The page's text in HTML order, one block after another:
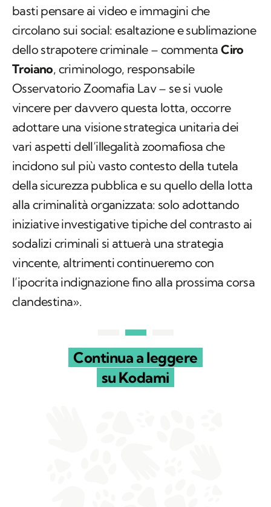
basti pensare ai video e immagini che
circolano sui social: esaltazione e sublimazione
dello strapotere criminale – commenta Ciro
Troiano, criminologo, responsabile
Osservatorio Zoomafia Lav – se si vuole
vincere per davvero questa lotta, occorre
adottare una visione strategica unitaria dei
vari aspetti dell’illegalità zoomafiosa che
incidono sul più vasto contesto della tutela
della sicurezza pubblica e su quello della lotta
alla criminalità organizzata: solo adottando
iniziative investigative tipiche del contrasto ai
sodalizi criminali si attuerà una strategia
vincente, altrimenti continueremo con
l’ipocrita indignazione fino alla prossima corsa
clandestina».
Continua a leggere
su Kodami